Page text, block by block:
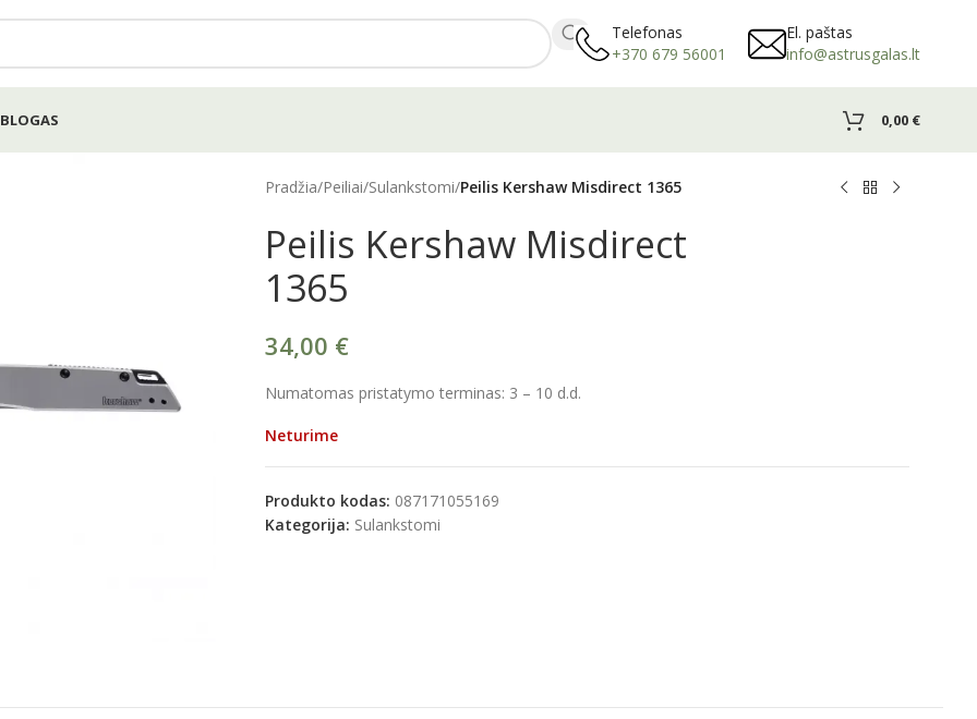
Telefonas
+370 679 56001
El. paštas
info@astrusgalas.lt
BLOGAS 0,00 €
Pradžia/Peiliai/Sulankstomi/Peilis Kershaw Misdirect 1365
Peilis Kershaw Misdirect
1365
34,00 €
Numatomas pristatymo terminas: 3 – 10 d.d.
Neturime
Produkto kodas: 087171055169
Kategorija: Sulankstomi